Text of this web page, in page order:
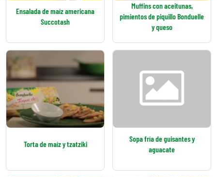
Ensalada de maíz americana
Succotash
Muffins con aceitunas,
pimientos de piquillo Bonduelle
y queso
Torta de maíz y tzatziki
Sopa fría de guisantes y
aguacate